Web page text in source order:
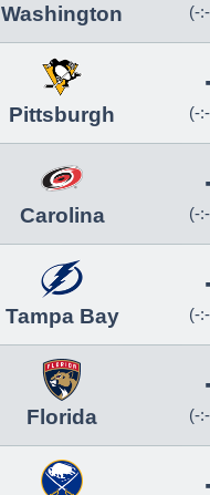
Washington (-
Pittsburgh (-
Carolina (-
Tampa Bay (-
Florida (-